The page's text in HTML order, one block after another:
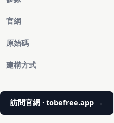
官網
原始碼
建構方式
訪問官網 · tobefree.app →